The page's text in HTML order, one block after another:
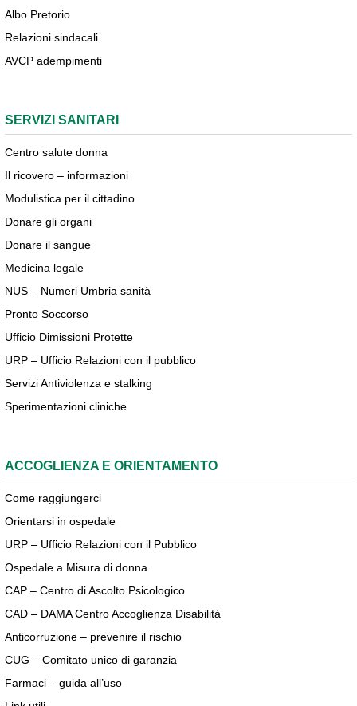
Albo Pretorio
Relazioni sindacali
AVCP adempimenti
SERVIZI SANITARI
Centro salute donna
Il ricovero – informazioni
Modulistica per il cittadino
Donare gli organi
Donare il sangue
Medicina legale
NUS – Numeri Umbria sanità
Pronto Soccorso
Ufficio Dimissioni Protette
URP – Ufficio Relazioni con il pubblico
Servizi Antiviolenza e stalking
Sperimentazioni cliniche
ACCOGLIENZA E ORIENTAMENTO
Come raggiungerci
Orientarsi in ospedale
URP – Ufficio Relazioni con il Pubblico
Ospedale a Misura di donna
CAP – Centro di Ascolto Psicologico
CAD – DAMA Centro Accoglienza Disabilità
Anticorruzione – prevenire il rischio
CUG – Comitato unico di garanzia
Farmaci – guida all’uso